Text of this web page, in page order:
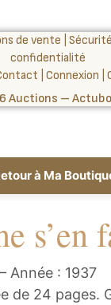
de vente Sécurité
confidentialité
Connexion
Auctions –
à Ma
s’en
– Année : 1937
de 24 pages.